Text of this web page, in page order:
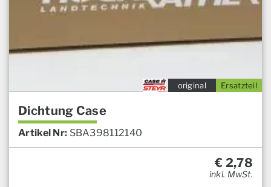
Ersatzteil
original
Dichtung Case
Artikel Nr: SBA398112140
€ 2,78
inkl. MwSt.